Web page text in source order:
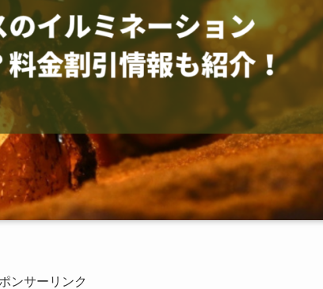
ンサーリンク